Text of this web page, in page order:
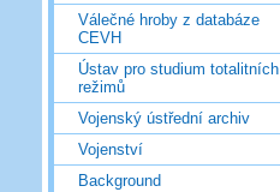
Válečné hroby z databáze
CEVH
Ústav pro studium totalitních
režimů
Vojenský ústřední archiv
Vojenství
Background